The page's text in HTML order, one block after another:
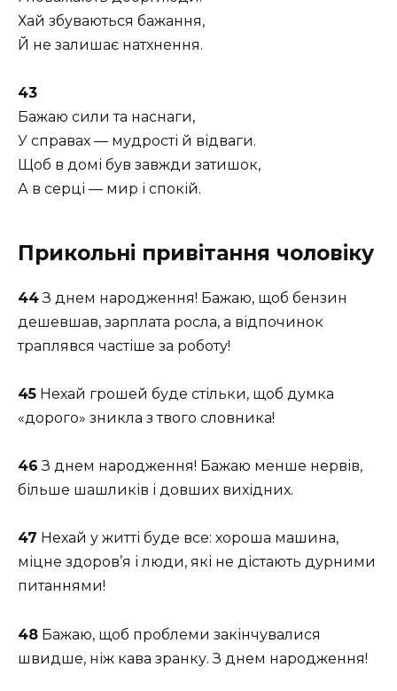
Хай збуваються бажання,
Й не залишає натхнення.
43
Бажаю сили та наснаги,
У справах — мудрості й відваги.
Щоб в домі був завжди затишок,
А в серці — мир і спокій.
Прикольні привітання чоловіку
44З днем народження! Бажаю, щоб бензин
дешевшав, зарплата росла, а відпочинок
траплявся частіше за роботу!
45 Нехай грошей буде стільки, щоб думка
«дорого» зникла з твого словника!
46 З днем народження! Бажаю менше нервів,
більше шашликів і довших вихідних.
47 Нехай у житті буде все: хороша машина,
міцне здоров’я і люди, які не дістають дурними
питаннями!
48 Бажаю, щоб проблеми закінчувалися
швидше, ніж кава зранку. З днем народження!